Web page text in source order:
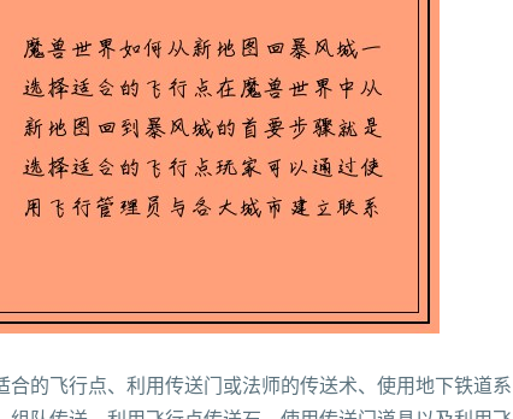
合的飞行点、利用传送门或法师的传送术、使用地下铁道系